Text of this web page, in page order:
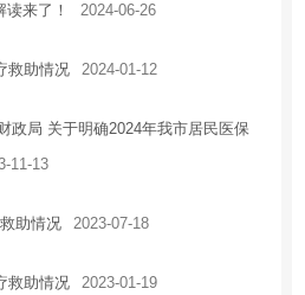
来了！ 2024-06-26
救助情况 2024-01-12
政局 关于明确2024年我市居民医保
11-13
助情况 2023-07-18
救助情况 2023-01-19